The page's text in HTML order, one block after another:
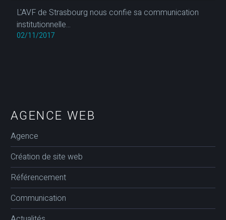
L'AVF de Strasbourg nous confie sa communication
institutionnelle...
02/11/2017
AGENCE WEB
Agence
Création de site web
Référencement
Communication